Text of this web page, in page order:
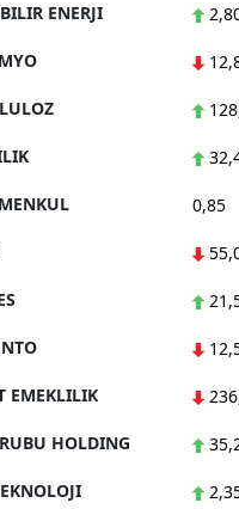
Erzincan
Erzurum
Eskişehir
Gaziantep
Giresun
Gümüşhane
Hakkari
ENERJI
0,85
EMEKLILIK
HOLDING